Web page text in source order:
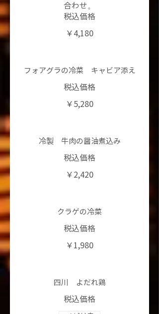
合わせ。
￥4,180
フォアグラの冷菜 キャビア添え
税込価格
￥5,280
冷製 牛肉の醤油煮込み
税込価格
￥2,420
クラゲの冷菜
税込価格
￥1,980
四川 よだれ鶏
税込価格